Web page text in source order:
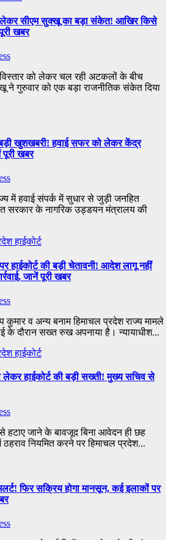
लेकर सीएम सुक्खू का बड़ा संकेत! आखिर किसे
खबर
को लेकर चल रही अटकलों के बीच
ने गुरुवार को एक बड़ा राजनीतिक संकेत दिया
बड़ी खुशखबरी! हवाई सफर को लेकर केंद्र
खबर
में हवाई संपर्क में सुधार से जुड़ी जनहित
सरकार के नागरिक उड्डयन मंत्रालय की
हाईकोर्ट
हाईकोर्ट की बड़ी चेतावनी! आदेश लागू नहीं
जानें पूरी खबर
कुमार व अन्य बनाम हिमाचल प्रदेश राज्य मामले
के दौरान सख्त रुख अपनाया है। न्यायाधीश...
हाईकोर्ट
लेकर हाईकोर्ट की बड़ी सख्ती! मुख्य सचिव से
हटाए जाने के बावजूद बिना आवेदन ही छह
नियमित करने पर हिमाचल प्रदेश...
फिर सक्रिय होगा मानसून, कई इलाकों पर